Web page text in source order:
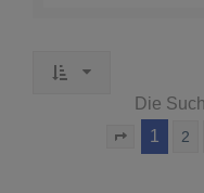
Die
Seite von
1 2